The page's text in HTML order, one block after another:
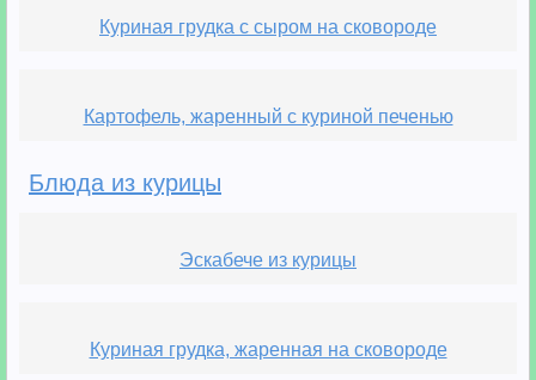
Куриная грудка с сыром на сковороде
Картофель, жаренный с куриной печенью
Блюда из курицы
Эскабече из курицы
Куриная грудка, жаренная на сковороде